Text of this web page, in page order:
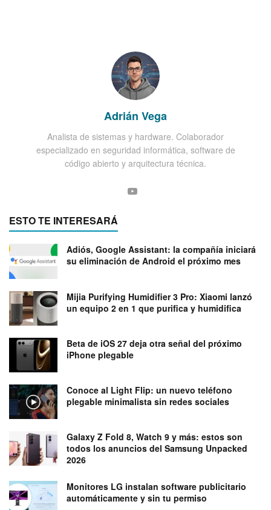
Adrián Vega
Analista de sistemas y hardware. Colaborador
especializado en seguridad informática, software de
código abierto y arquitectura técnica.
ESTO TE INTERESARÁ
Adiós, Google Assistant: la compañía iniciará
su eliminación de Android el próximo mes
Mijia Purifying Humidifier 3 Pro: Xiaomi lanzó
un equipo 2 en 1 que purifica y humidifica
Beta de iOS 27 deja otra señal del próximo
iPhone plegable
Conoce al Light Flip: un nuevo teléfono
plegable minimalista sin redes sociales
Galaxy Z Fold 8, Watch 9 y más: estos son
todos los anuncios del Samsung Unpacked
2026
Monitores LG instalan software publicitario
automáticamente y sin tu permiso